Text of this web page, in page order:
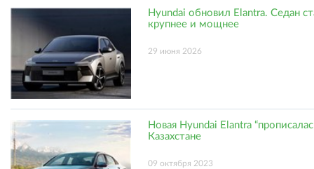
Hyundai обновил Elantra. Седан
крупнее и мощнее
29 июня 2026
Новая Hyundai Elantra
Казахстане
09 октября 2023